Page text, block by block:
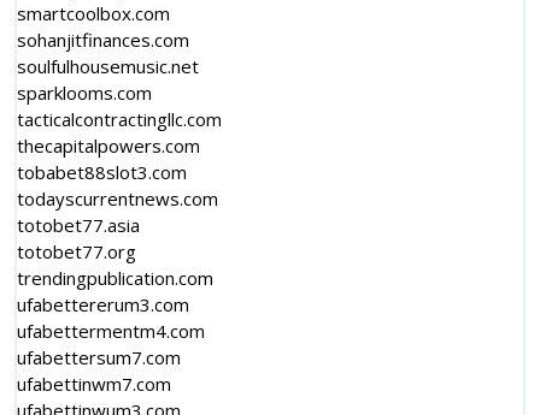
smartcoolbox.com
sohanjitfinances.com
soulfulhousemusic.net
sparklooms.com
tacticalcontractingllc.com
thecapitalpowers.com
tobabet88slot3.com
todayscurrentnews.com
totobet77.asia
totobet77.org
trendingpublication.com
ufabettererum3.com
ufabettermentm4.com
ufabettersum7.com
ufabettinwm7.com
ufabettinwum3.com